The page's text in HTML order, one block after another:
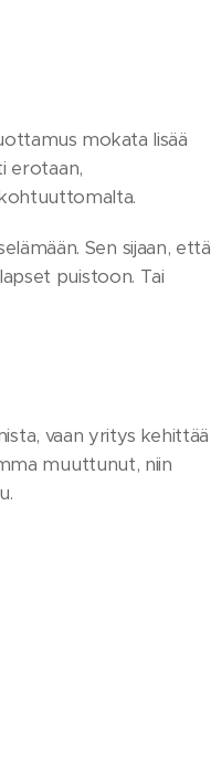
mokata lisää
erotaan,
Sen sijaan, että
puistoon. Tai
vaan yritys kehittää
muuttunut, niin